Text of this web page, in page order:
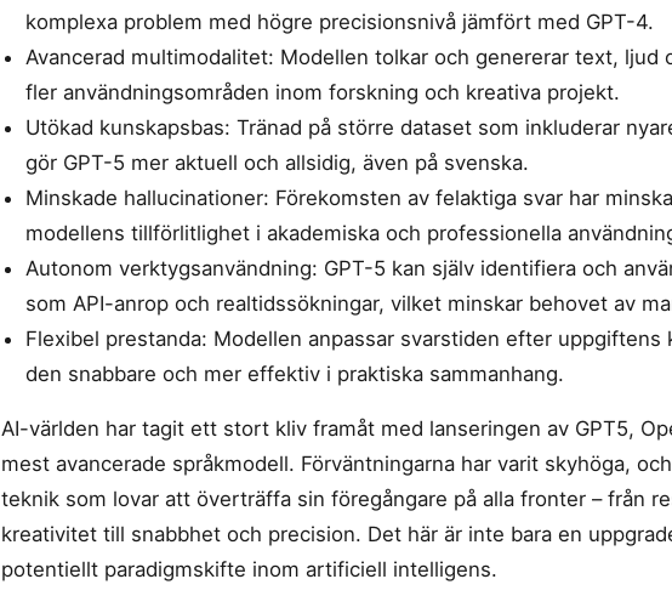
komplexa problem med högre precisionsnivå jämfört med GPT-4.
Avancerad multimodalitet: Modellen tolkar och genererar text, ljud
fler användningsområden inom forskning och kreativa projekt.
Utökad kunskapsbas: Tränad på större dataset som inkluderar
gör GPT-5 mer aktuell och allsidig, även på svenska.
Minskade hallucinationer: Förekomsten av felaktiga svar har
modellens tillförlitlighet i akademiska och professionella
Autonom verktygsanvändning: GPT-5 kan själv identifiera och
som API-anrop och realtidssökningar, vilket minskar behovet av
Flexibel prestanda: Modellen anpassar svarstiden efter
den snabbare och mer effektiv i praktiska sammanhang.
AI-världen har tagit ett stort kliv framåt med lanseringen av GPT5,
mest avancerade språkmodell. Förväntningarna har varit skyhöga,
teknik som lovar att överträffa sin föregångare på alla fronter – från
kreativitet till snabbhet och precision. Det här är inte bara en
potentiellt paradigmskifte inom artificiell intelligens.